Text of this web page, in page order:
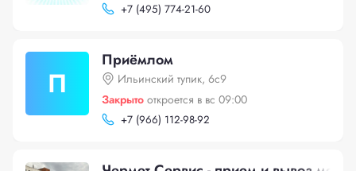
+7 (495) 774-21-60
П
Приёмлом
Ильинский тупик, 6с9
Закрыто откроется в вс 09:00
+7 (966) 112-98-92